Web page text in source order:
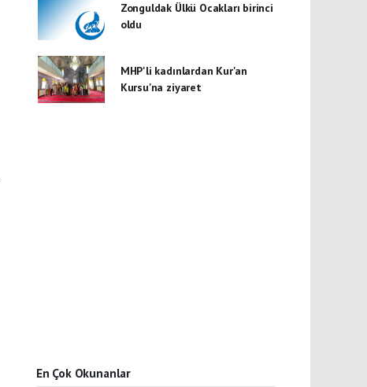
Zonguldak Ülkü Ocakları birinci
oldu
MHP'li kadınlardan Kur'an
Kursu'na ziyaret
En Çok Okunanlar